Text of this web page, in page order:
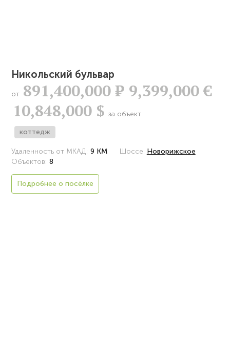
Никольский бульвар
от 891,400,000Р 9,399,000 €
10,848,000 $ за объект
коттедж
Удаленность от МКАД: 9 КМ Шоссе: Новорижское
Объектов: 8
Подробнее о посёлке